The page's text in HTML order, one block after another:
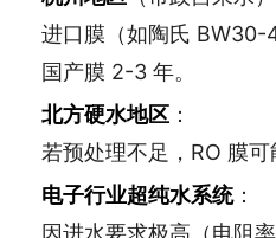
进口膜（如陶氏 BW30-
国产膜 2-3 年。
北方硬水地区 ：
若预处理不足，RO 膜可
电子行业超纯水系统：
因进水要求极高（电阻